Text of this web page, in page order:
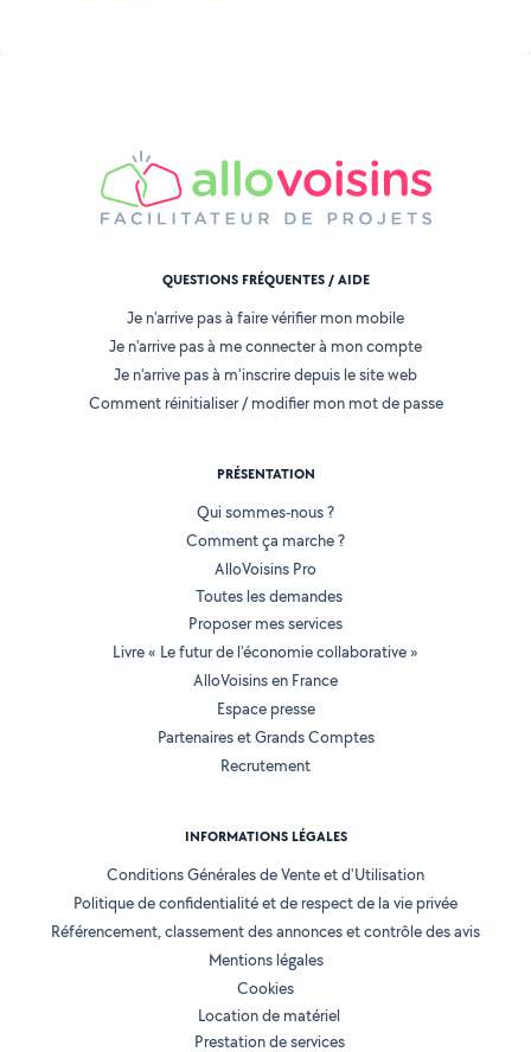
QUESTIONS FRÉQUENTES / AIDE
Je n'arrive pas à faire vérifier mon mobile
Je n'arrive pas à me connecter à mon compte
Je n'arrive pas à m'inscrire depuis le site web
Comment réinitialiser / modifier mon mot de passe
PRÉSENTATION
Qui sommes-nous ?
Comment ça marche ?
AlloVoisins Pro
Toutes les demandes
Proposer mes services
Livre « Le futur de l'économie collaborative »
AlloVoisins en France
Espace presse
Partenaires et Grands Comptes
Recrutement
INFORMATIONS LÉGALES
Conditions Générales de Vente et d'Utilisation
Politique de confidentialité et de respect de la vie privée
Référencement, classement des annonces et contrôle des avis
Mentions légales
Cookies
Location de matériel
Prestation de services